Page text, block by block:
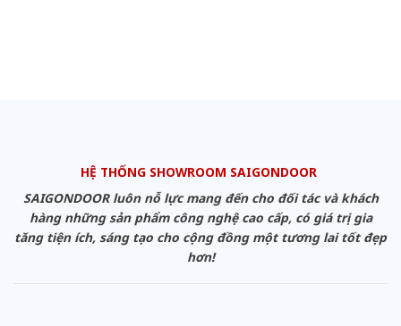
HỆ THỐNG SHOWROOM SAIGONDOOR
SAIGONDOOR luôn nỗ lực mang đến cho đối tác và khách
hàng những sản phẩm công nghệ cao cấp, có giá trị gia
tăng tiện ích, sáng tạo cho cộng đồng một tương lai tốt đẹp
hơn!